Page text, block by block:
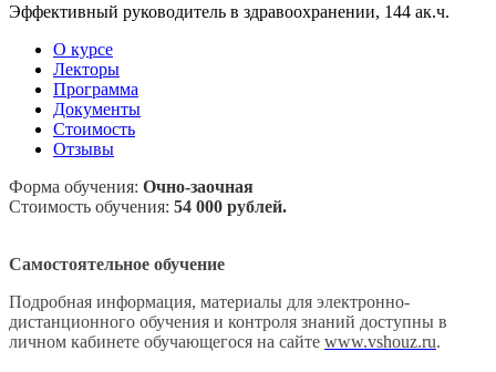
Эффективный руководитель в здравоохранении, 144 ак.ч.
О курсе
Лекторы
Программа
Документы
Стоимость
Отзывы
Форма обучения: Очно-заочная
Стоимость обучения: 54 000 рублей.
Самостоятельное обучение
Подробная информация, материалы для электронно-
дистанционного обучения и контроля знаний доступны в
личном кабинете обучающегося на сайте www.vshouz.ru.